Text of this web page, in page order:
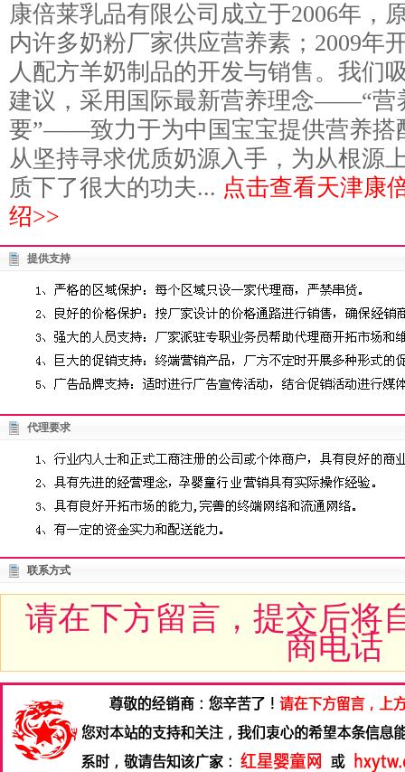
康倍莱乳品有限公司成立于2006年，
内许多奶粉厂家供应营养素；2009年
人配方羊奶制品的开发与销售。我们
建议，采用国际最新营养理念——“营
要”——致力于为中国宝宝提供营养搭
从坚持寻求优质奶源入手，为从根源
质下了很大的功夫... 点击查看天津康
绍>>
提供支持
代理要求
联系方式
请在下方留言，提交后将
商电话